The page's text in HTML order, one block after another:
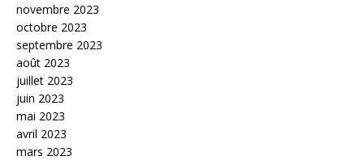
novembre 2023
octobre 2023
septembre 2023
août 2023
juillet 2023
juin 2023
mai 2023
avril 2023
mars 2023